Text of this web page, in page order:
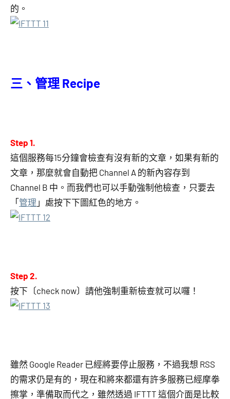
的。
三、管理 Recipe
Step 1.
這個服務每15分鐘會檢查有沒有新的文章，如果有新的
文章，那麼就會自動把 Channel A 的新內容存到
Channel B 中。而我們也可以手動強制他檢查，只要去
「管理 」處按下下圖紅色的地方。
Step 2.
按下〔check now〕請他強制重新檢查就可以囉！
雖然 Google Reader 已經將要停止服務，不過我想 RSS
的需求仍是有的，現在和將來都還有許多服務已經摩拳
擦掌，準備取而代之，雖然透過 IFTTT 這個介面是比較